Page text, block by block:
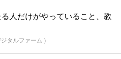
人だけがやっていること、教
タルファーム )